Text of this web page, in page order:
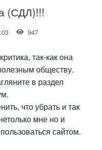
(СДЛ)!!!
947
так-как она
обществу.
в раздел
что убрать и так
мне но и
сайтом.